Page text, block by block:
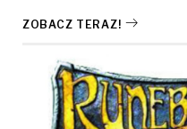
ZOBACZ TERAZ!